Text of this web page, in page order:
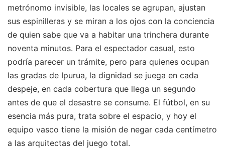
metrónomo invisible, las locales se agrupan, ajustan
sus espinilleras y se miran a los ojos con la conciencia
de quien sabe que va a habitar una trinchera durante
noventa minutos. Para el espectador casual, esto
podría parecer un trámite, pero para quienes ocupan
las gradas de Ipurua, la dignidad se juega en cada
despeje, en cada cobertura que llega un segundo
antes de que el desastre se consume. El fútbol, en su
esencia más pura, trata sobre el espacio, y hoy el
equipo vasco tiene la misión de negar cada centímetro
a las arquitectas del juego total.